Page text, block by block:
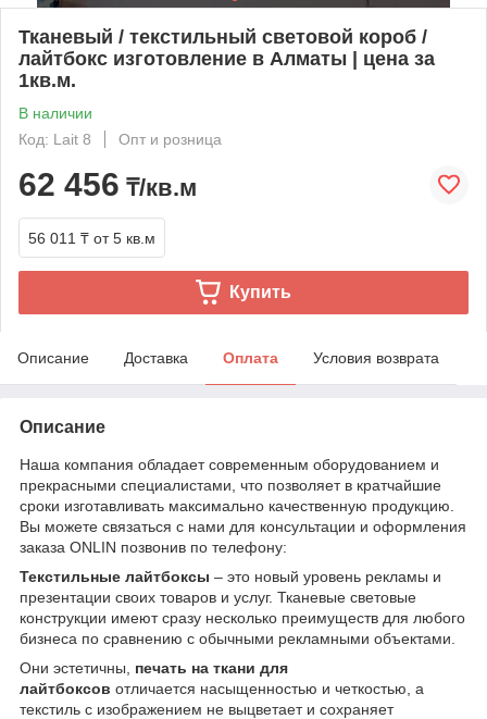
Тканевый / текстильный световой короб /
лайтбокс изготовление в Алматы | цена за
1кв.м.
В наличии
Код: Lait 8
Опт и розница
62 456 ₸/кв.м
56 011 ₸ от 5 кв.м
Купить
Описание Доставка Оплата Условия возврата
Описание
Наша компания обладает современным оборудованием и
прекрасными специалистами, что позволяет в кратчайшие
сроки изготавливать максимально качественную продукцию.
Вы можете связаться с нами для консультации и оформления
заказа ONLIN позвонив по телефону:
Текстильные лайтбоксы – это новый уровень рекламы и
презентации своих товаров и услуг. Тканевые световые
конструкции имеют сразу несколько преимуществ для любого
бизнеса по сравнению с обычными рекламными объектами.
Они эстетичны, печать на ткани для
лайтбоксов отличается насыщенностью и четкостью, а
текстиль с изображением не выцветает и сохраняет